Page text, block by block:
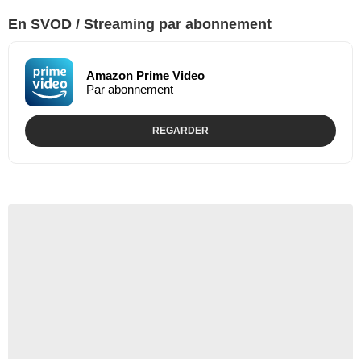
En SVOD / Streaming par abonnement
Amazon Prime Video
Par abonnement
REGARDER